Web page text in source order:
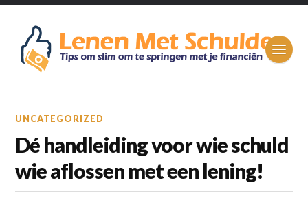
UNCATEGORIZED
Dé handleiding voor wie schuld
wie aflossen met een lening!